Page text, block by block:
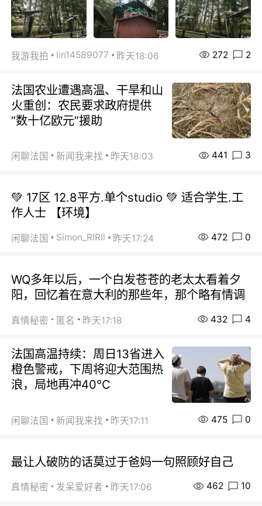
我游我拍 lin14589077 昨天18:06 272 2
法国农业遭遇高温、干旱和山
火重创：农民要求政府提供
“数十亿欧元”援助
闲聊法国 新闻我来找 昨天18:03 441 3
💚 17区 12.8平方.单个studio 💚 适合学生.工
作人士 【环境】
闲聊法国 Simon_RIRIl 昨天17:24 472 0
WQ多年以后，一个白发苍苍的老太太看着夕
阳，回忆着在意大利的那些年，那个略有情调
真情秘密 匿名 昨天17:18 432 4
法国高温持续：周日13省进入
橙色警戒，下周将迎大范围热
浪，局地再冲40℃
闲聊法国 新闻我来找 昨天17:11 475 0
最让人破防的话莫过于爸妈一句照顾好自己
真情秘密 发呆爱好者 昨天17:06 462 10